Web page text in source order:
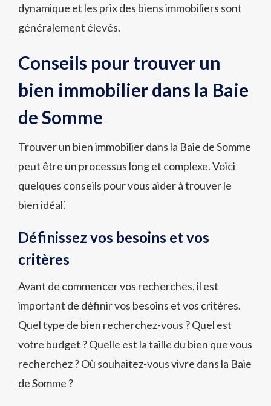
dynamique et les prix des biens immobiliers sont
généralement élevés.
Conseils pour trouver un
bien immobilier dans la Baie
de Somme
Trouver un bien immobilier dans la Baie de Somme
peut être un processus long et complexe. Voici
quelques conseils pour vous aider à trouver le
bien idéal⁚
Définissez vos besoins et vos
critères
Avant de commencer vos recherches, il est
important de définir vos besoins et vos critères.
Quel type de bien recherchez-vous ? Quel est
votre budget ? Quelle est la taille du bien que vous
recherchez ? Où souhaitez-vous vivre dans la Baie
de Somme ?